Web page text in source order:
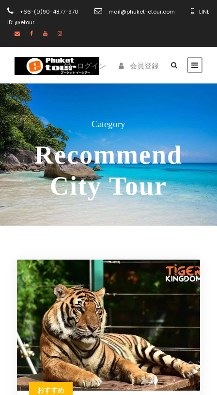
+66-(0)90-4877-970 mail@phuket-etour.com
LINE
ID: @etour
ログイン 会員登録
Category
Recommend
City Tour
おすすめ